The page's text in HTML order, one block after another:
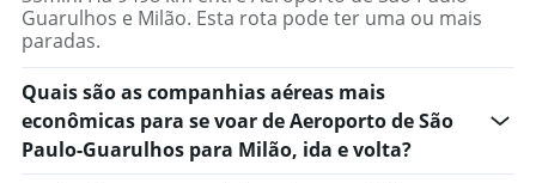
Guarulhos e Milão. Esta rota pode ter uma ou mais
paradas.
Quais são as companhias aéreas mais
econômicas para se voar de Aeroporto de São
Paulo-Guarulhos para Milão, ida e volta?